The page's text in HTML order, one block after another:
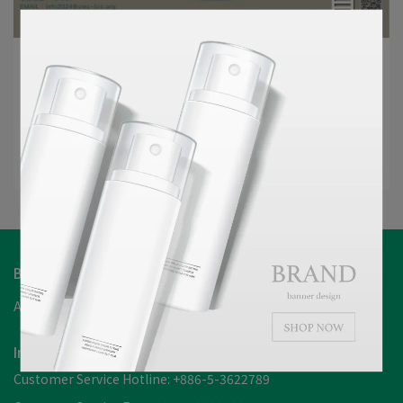
2024有機世界大會首度在台舉行
你知道嗎？ 有機農業的未來就在嘉義！ 今年12月，來自
61國的頂尖專家⋯
BIOYO Biotech Co., Ltd
About BIOYO Member Login Refund Terms
Information
Customer Service Hotline: +886-5-3622789